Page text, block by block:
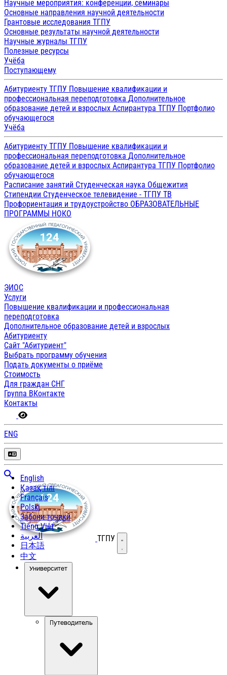
Научные мероприятия: конференции, семинары
Основные направления научной деятельности
Грантовые исследования ТГПУ
Основные результаты научной деятельности
Научные журналы ТГПУ
Полезные ресурсы
Учёба
Поступающему
Абитуриенту ТГПУ Повышение квалификации и
профессиональная переподготовка Дополнительное
образование детей и взрослых Аспирантура ТГПУ Портфолио
обучающегося
Учёба
Абитуриенту ТГПУ Повышение квалификации и
профессиональная переподготовка Дополнительное
образование детей и взрослых Аспирантура ТГПУ Портфолио
обучающегося
Расписание занятий Студенческая наука Общежития
Стипендии Студенческое телевидение - ТГПУ ТВ
Профориентация и трудоустройство ОБРАЗОВАТЕЛЬНЫЕ
ПРОГРАММЫ НОКО
ЭИОС
Услуги
Повышение квалификации и профессиональная
переподготовка
Дополнительное образование детей и взрослых
Абитуриенту
Сайт "Абитуриент"
Выбрать программу обучения
Подать документы о приёме
Стоимость
Для граждан СНГ
Группа ВКонтакте
Контакты
ENG
English
Қазақ тілі
Français
Polski
Забони тоҷикӣ
Tiếng Việt
العربية
日本語
中文
ТГПУ Открыть меню
Университет
Путеводитель